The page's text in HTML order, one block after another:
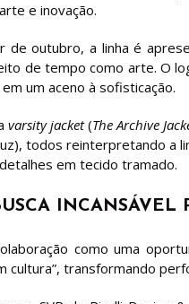
e inovação.
de outubro, a linha é
de tempo como arte. O
um aceno à sofisticação.
varsity jacket(The Archive
todos reinterpretando a
em tecido tramado.
INCANSÁVEL
como uma
cultura”, transformando